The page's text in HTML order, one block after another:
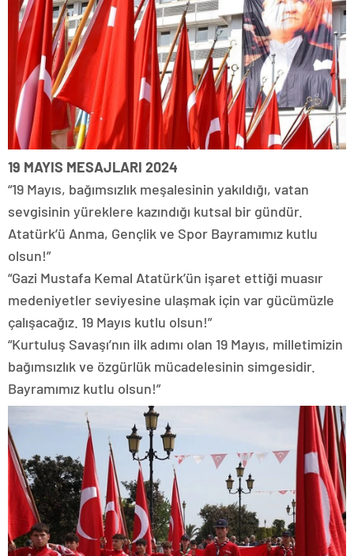
19 MAYIS MESAJLARI 2024
“19 Mayıs, bağımsızlık meşalesinin yakıldığı, vatan
sevgisinin yüreklere kazındığı kutsal bir gündür.
Atatürk’ü Anma, Gençlik ve Spor Bayramımız kutlu
olsun!”
“Gazi Mustafa Kemal Atatürk’ün işaret ettiği muasır
medeniyetler seviyesine ulaşmak için var gücümüzle
çalışacağız. 19 Mayıs kutlu olsun!”
“Kurtuluş Savaşı’nın ilk adımı olan 19 Mayıs, milletimizin
bağımsızlık ve özgürlük mücadelesinin simgesidir.
Bayramımız kutlu olsun!”